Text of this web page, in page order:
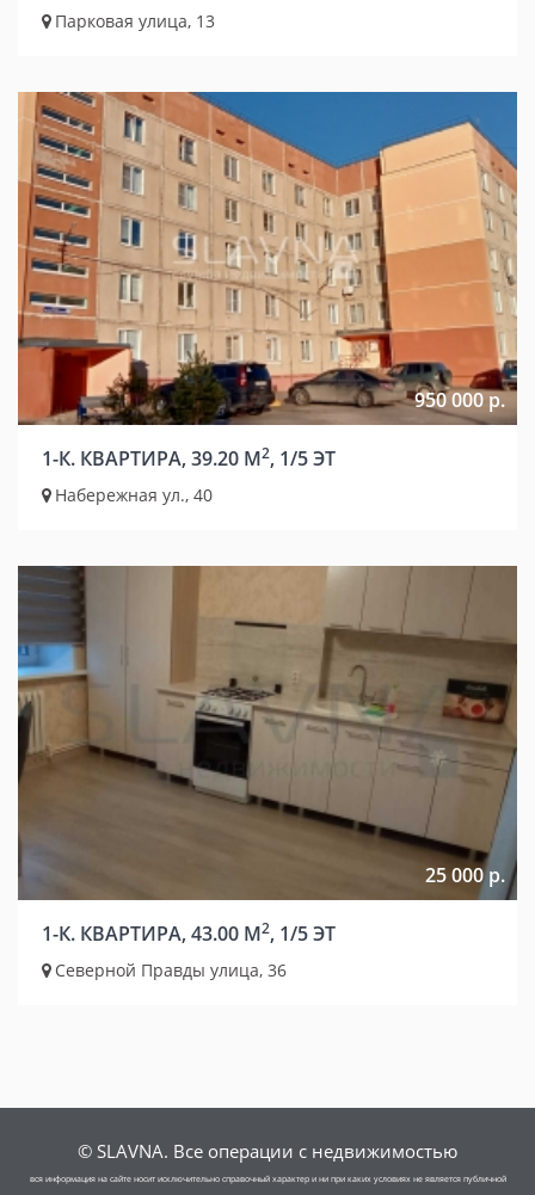
Парковая улица, 13
950 000 р.
1-К. КВАРТИРА, 39.20 М2, 1/5 ЭТ
Набережная ул., 40
25 000 р.
1-К. КВАРТИРА, 43.00 М2, 1/5 ЭТ
Северной Правды улица, 36
© SLAVNA. Все операции с недвижимостью
вся информация на сайте носит исключительно справочный характер и ни при каких условиях не является публичной